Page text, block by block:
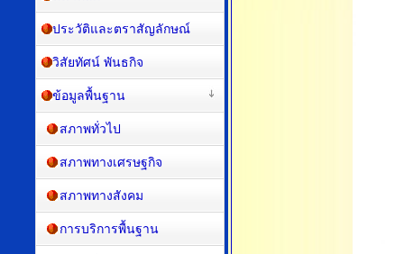
ประวัติและตราสัญลักษณ์
วิสัยทัศน์ พันธกิจ
ข้อมูลพื้นฐาน
สภาพทั่วไป
สภาพทางเศรษฐกิจ
สภาพทางสังคม
การบริการพื้นฐาน